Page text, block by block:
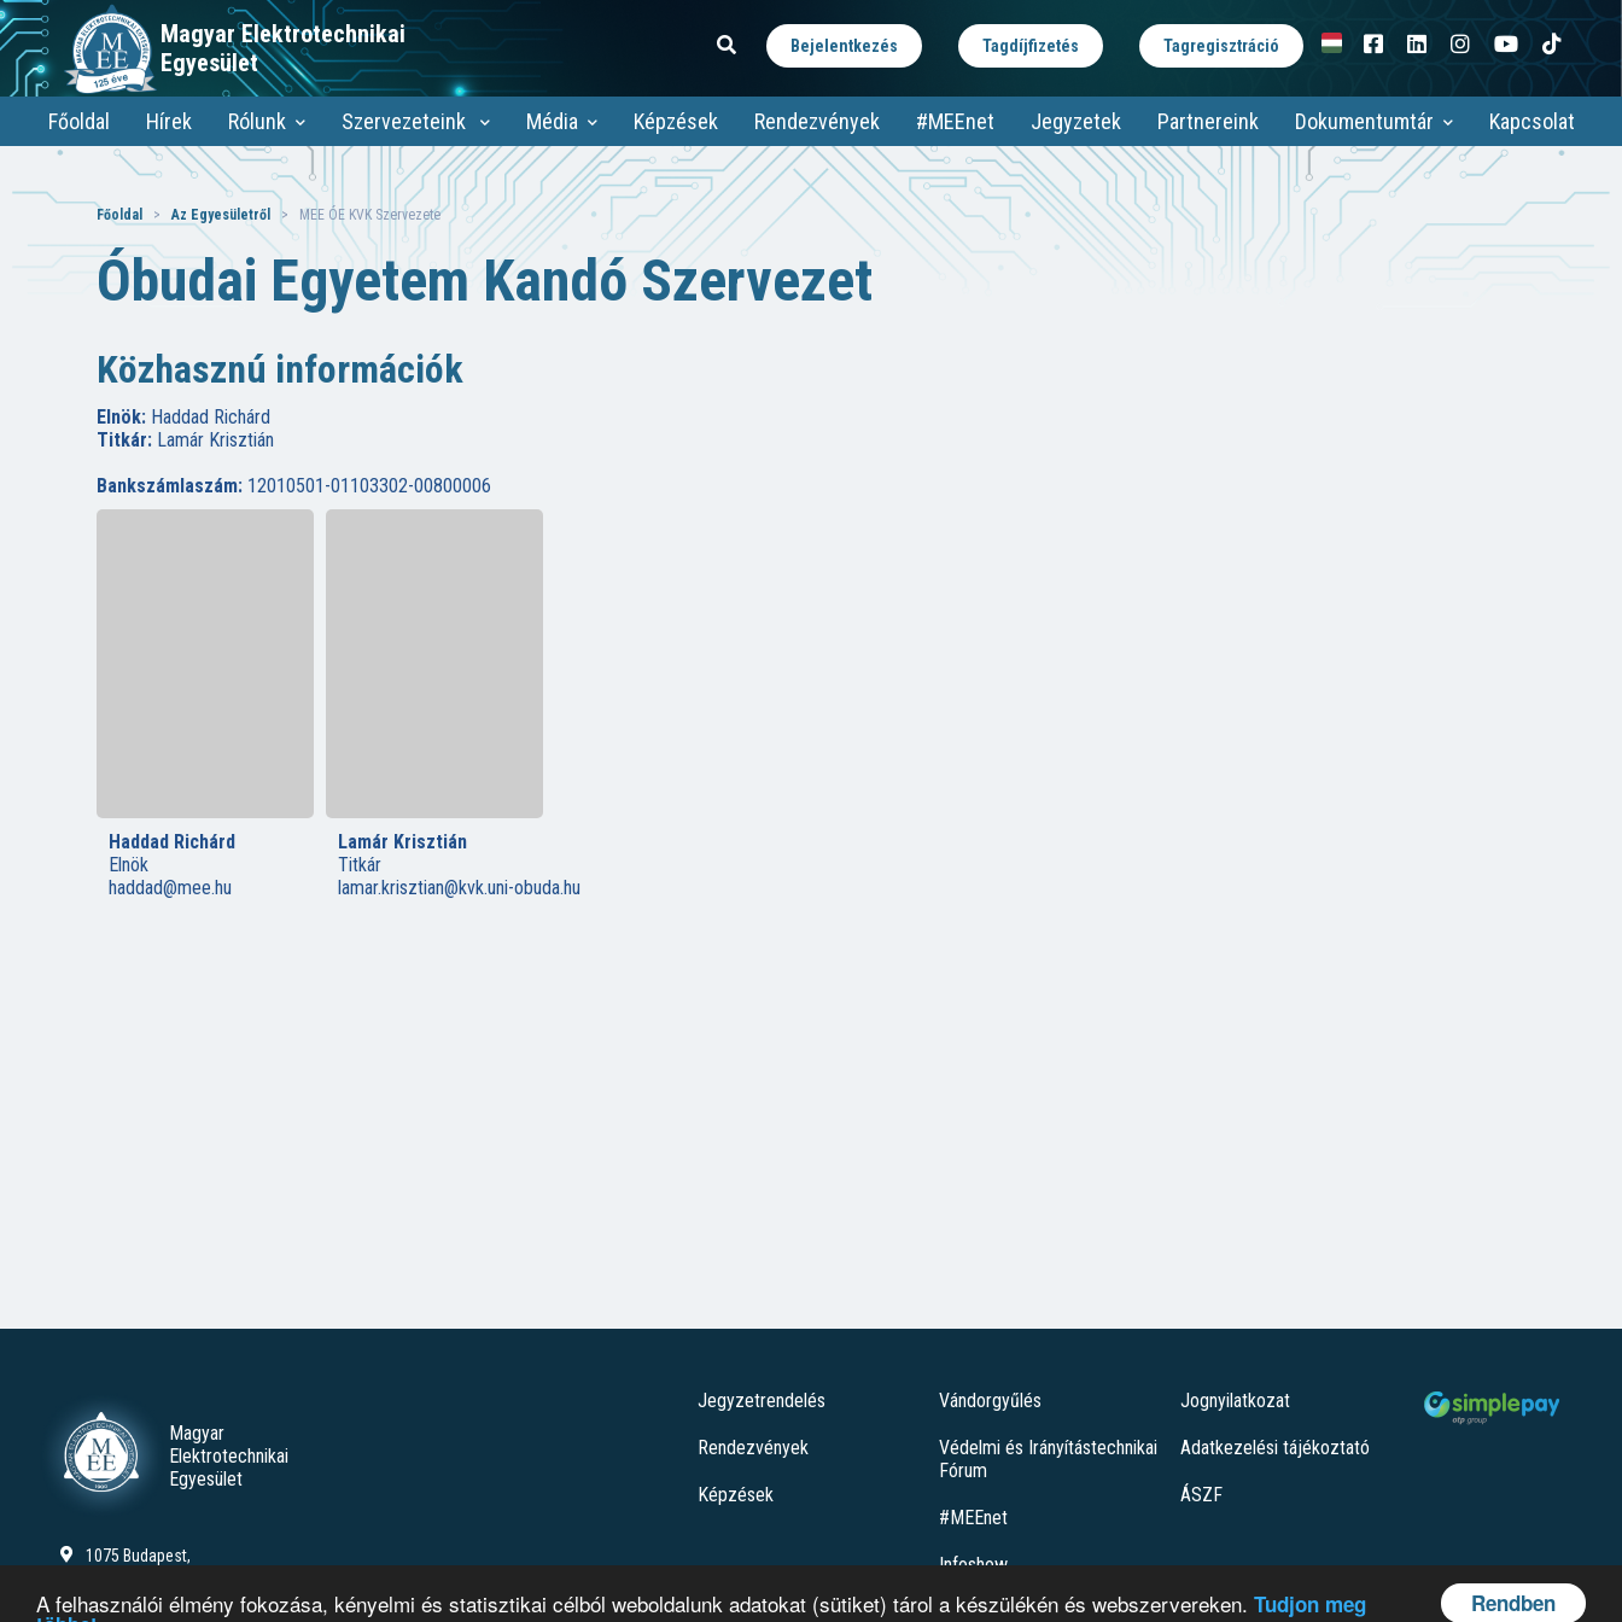
Rendben
A felhasználói élmény fokozása, kényelmi és statisztikai célból weboldalunk adatokat (sütiket) tárol a készülékén és webszervereken. Tudjon meg
Magyar Elektrotechnikai
Egyesület
Bejelentkezés Tagdíjfizetés Tagregisztráció
Főoldal Hírek Rólunk Szervezeteink Média Képzések Rendezvények #MEEnet Jegyzetek Partnereink Dokumentumtár Kapcsolat
Főoldal >Az Egyesületről > MEE ÓE KVK Szervezete
Óbudai Egyetem Kandó Szervezet
Közhasznú információk
Elnök: Haddad Richárd
Titkár: Lamár Krisztián
Bankszámlaszám: 12010501-01103302-00800006
Haddad Richárd
Elnök
haddad@mee.hu
Lamár Krisztián
Titkár
lamar.krisztian@kvk.uni-obuda.hu
Magyar
Elektrotechnikai
Egyesület
1075 Budapest,
+36 1 353 0117
Jegyzetrendelés
Rendezvények
Képzések
Vándorgyűlés
Védelmi és Irányítástechnikai
Fórum
#MEEnet
Infoshow
Mi a pálya
Jognyilatkozat
Adatkezelési tájékoztató
ÁSZF